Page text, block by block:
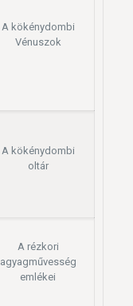
A kökénydombi
Vénuszok
A kökénydombi
oltár
A rézkori
agyagművesség
emlékei